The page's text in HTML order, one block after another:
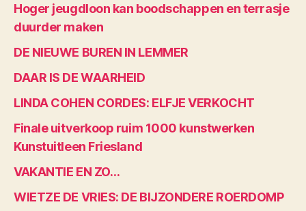
Hoger jeugdloon kan boodschappen en terrasje
duurder maken
DE NIEUWE BUREN IN LEMMER
DAAR IS DE WAARHEID
LINDA COHEN CORDES: ELFJE VERKOCHT
Finale uitverkoop ruim 1000 kunstwerken
Kunstuitleen Friesland
VAKANTIE EN ZO…
WIETZE DE VRIES: DE BIJZONDERE ROERDOMP